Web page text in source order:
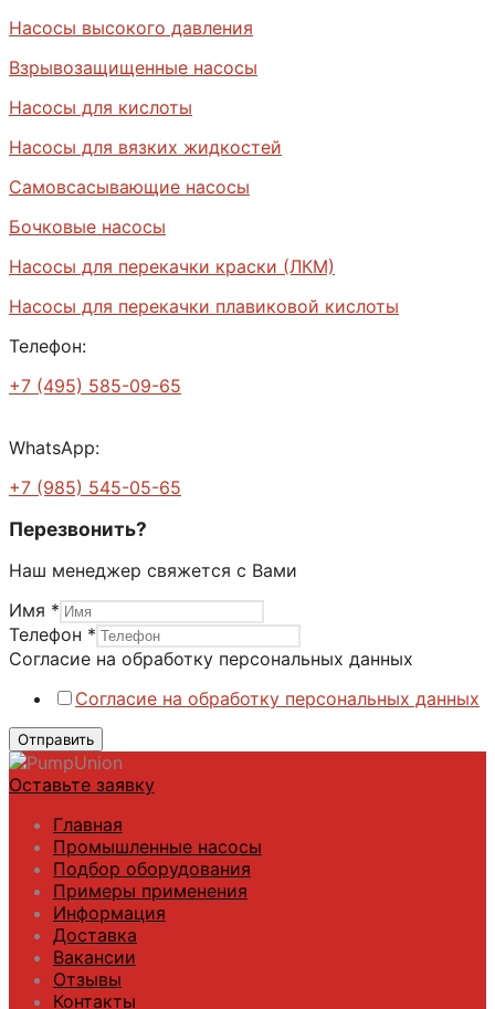
Насосы высокого давления
Взрывозащищенные насосы
Насосы для кислоты
Насосы для вязких жидкостей
Самовсасывающие насосы
Бочковые насосы
Насосы для перекачки краски (ЛКМ)
Насосы для перекачки плавиковой кислоты
Телефон:
+7 (495) 585-09-65
WhatsApp:
+7 (985) 545-05-65
Перезвонить?
Наш менеджер свяжется с Вами
Имя *
персональных
Имя
Телефон *
Согласие на обработку персональных данных
Согласие на обработку персональных данных
Отправить
Оставьте заявку
Главная
Промышленные насосы
Подбор оборудования
Примеры применения
Информация
Доставка
Вакансии
Отзывы
Контакты